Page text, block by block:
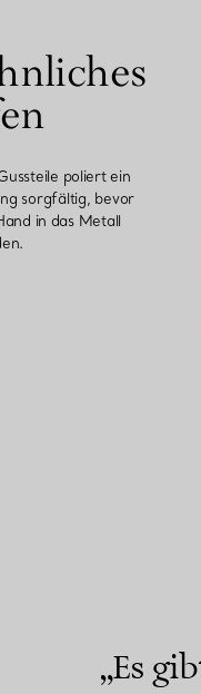
poliert ein
sorgfältig, bevor
in das Metall
„Es